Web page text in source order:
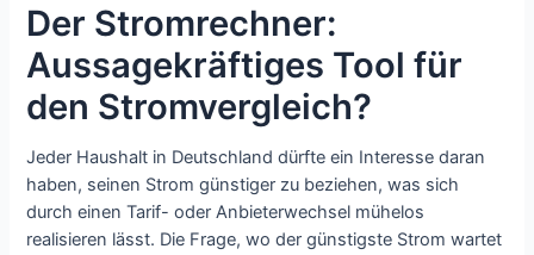
Der Stromrechner:
Aussagekräftiges Tool für
den Stromvergleich?
Jeder Haushalt in Deutschland dürfte ein Interesse daran
haben, seinen Strom günstiger zu beziehen, was sich
durch einen Tarif- oder Anbieterwechsel mühelos
realisieren lässt. Die Frage, wo der günstigste Strom wartet